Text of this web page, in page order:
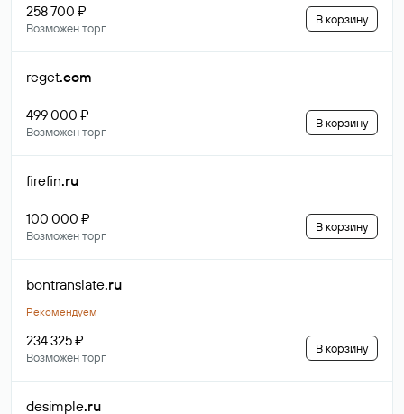
258 700 ₽
Возможен торг
В корзину
reget.com
499 000 ₽
Возможен торг
В корзину
firefin.ru
100 000 ₽
Возможен торг
В корзину
bontranslate.ru
Рекомендуем
234 325 ₽
Возможен торг
В корзину
desimple.ru